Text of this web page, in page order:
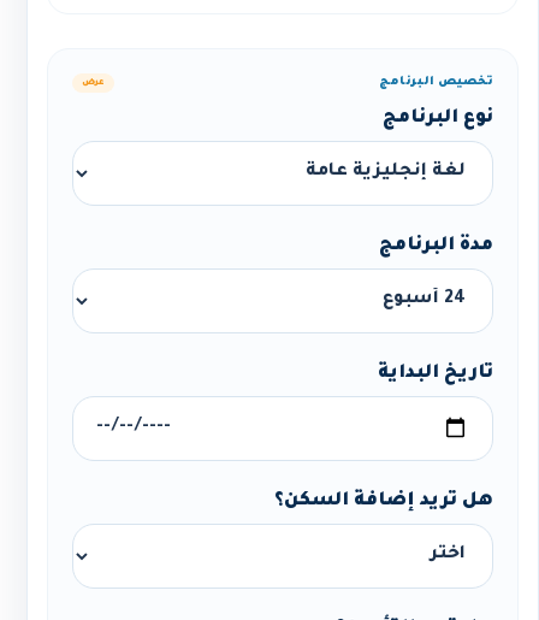
تخصيص البرنامج عرض
نوع البرنامج
مدة البرنامج
تاريخ البداية
هل تريد إضافة السكن؟